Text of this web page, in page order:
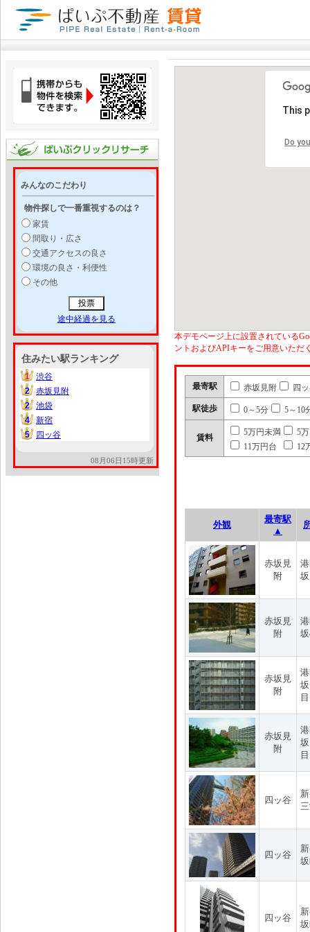
みんなのこだわり
物件探しで一番重視するのは？
家賃
間取り・広さ
交通アクセスの良さ
環境の良さ・利便性
その他
途中経過を見る
住みたい駅ランキング
1
1
渋谷
2
2
赤坂見附
2
2
池袋
4
4
新宿
5
5 四ッ谷
08月06日15時更新
This
Do
本デモページ上に設置されている
ントおよびAPIキーをご用意いただ
最寄駅 赤坂見附 四
駅徒歩 0～5分 5～10
賃料
5万円未満
5
11万円台
12
外観
最寄駅
▲
赤坂見
附
赤坂見
附
赤坂見
附
目
赤坂見
附
目
四ッ谷
四ッ谷
四ッ谷